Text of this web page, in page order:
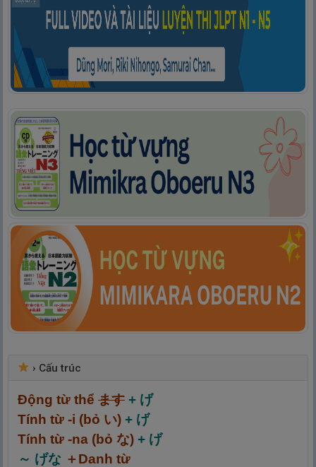
› Cấu trúc
Động từ thể ます+ げ
Tính từ -i (bỏ い)+ げ
Tính từ -na (bỏ な)+ げ
～ げな ＋Danh từ